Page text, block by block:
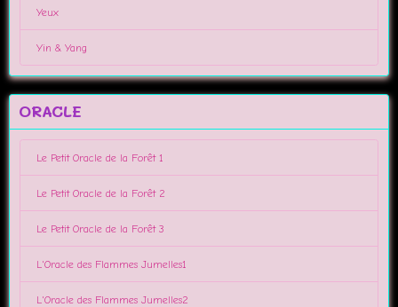
Yeux
Yin & Yang
ORACLE
Le Petit Oracle de la Forêt 1
Le Petit Oracle de la Forêt 2
Le Petit Oracle de la Forêt 3
L'Oracle des Flammes Jumelles1
L'Oracle des Flammes Jumelles2